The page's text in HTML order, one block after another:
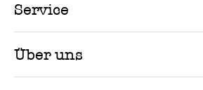
Service
Über uns